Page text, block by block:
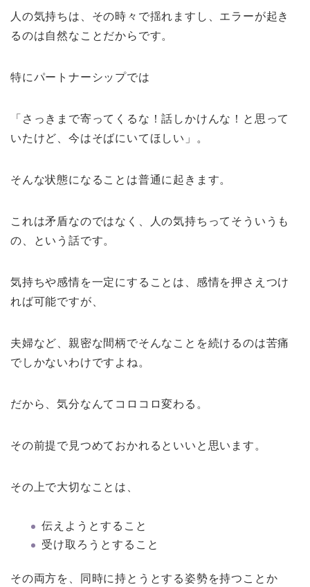
人の気持ちは、その時々で揺れますし、エラーが起き
るのは自然なことだからです。
特にパートナーシップでは
「さっきまで寄ってくるな！話しかけんな！と思って
いたけど、今はそばにいてほしい」。
そんな状態になることは普通に起きます。
これは矛盾なのではなく、人の気持ちってそういうも
の、という話です。
気持ちや感情を一定にすることは、感情を押さえつけ
れば可能ですが、
夫婦など、親密な間柄でそんなことを続けるのは苦痛
でしかないわけですよね。
だから、気分なんてコロコロ変わる。
その前提で見つめておかれるといいと思います。
その上で大切なことは、
伝えようとすること
受け取ろうとすること
その両方を、同時に持とうとする姿勢を持つことか